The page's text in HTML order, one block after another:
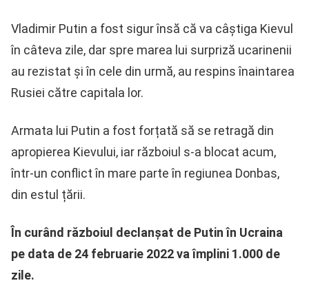
Vladimir Putin a fost sigur însă că va câștiga Kievul
în câteva zile, dar spre marea lui surpriză ucarinenii
au rezistat și în cele din urmă, au respins înaintarea
Rusiei către capitala lor.
Armata lui Putin a fost forțată să se retragă din
apropierea Kievului, iar războiul s-a blocat acum,
într-un conflict în mare parte în regiunea Donbas,
din estul țării.
În curând războiul declanșat de Putin în Ucraina
pe data de 24 februarie 2022 va împlini 1.000 de
zile.